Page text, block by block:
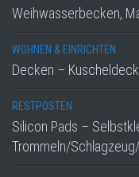
Weihwasserbecken,
WOHNEN & EINRICHTEN
Decken –
RESTPOSTEN
Silicon Pads –
Trommeln/